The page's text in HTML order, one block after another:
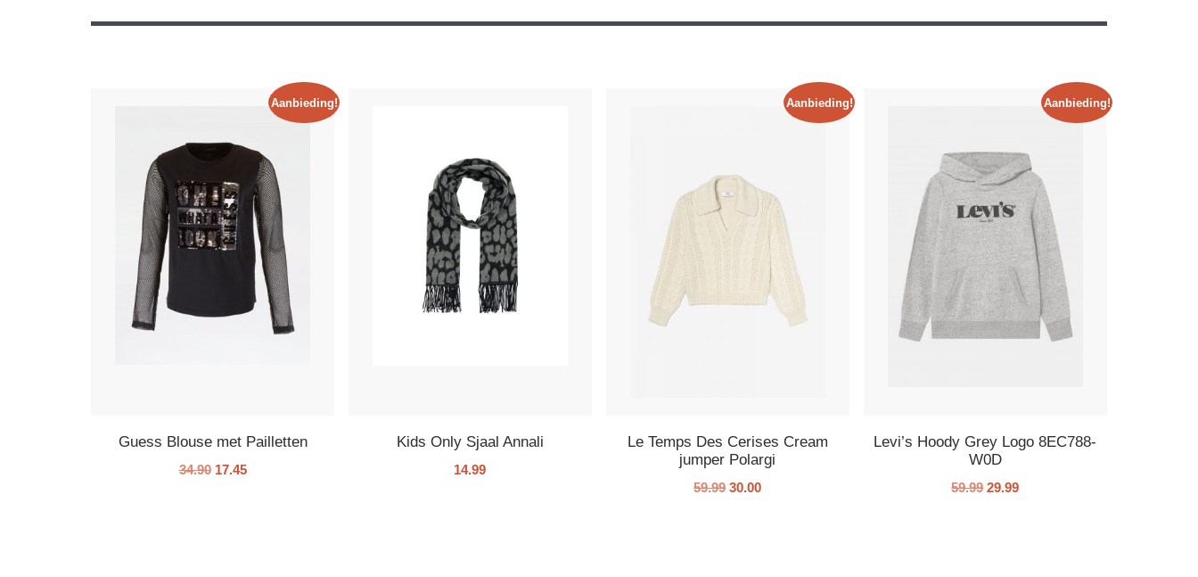
Aanbieding!
Guess Blouse met Pailletten
34.90 17.45
Kids Only Sjaal Annali
14.99
Aanbieding!
Le Temps Des Cerises Cream
jumper Polargi
59.99 30.00
Aanbieding!
Levi’s Hoody Grey Logo 8EC788-
W0D
59.99 29.99